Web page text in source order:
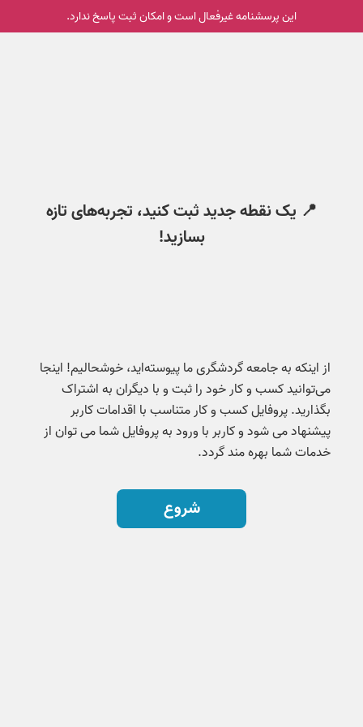
این پرسشنامه غیر‌فعال است و امکان ثبت پاسخ ندارد.
📍 یک نقطه جدید ثبت کنید، تجربه‌های تازه
بسازید!
از اینکه به جامعه گردشگری ما پیوسته‌اید، خوشحالیم! اینجا
می‌توانید کسب و کار خود را ثبت و با دیگران به اشتراک
بگذارید. پروفایل کسب و کار متناسب با اقدامات کاربر
پیشنهاد می شود و کاربر با ورود به پروفایل شما می توان از
خدمات شما بهره مند گردد.
شروع